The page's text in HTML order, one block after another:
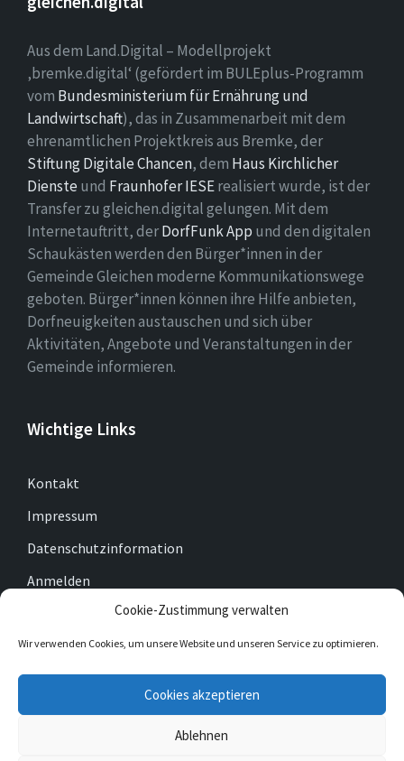
Cookie-Zustimmung verwalten
Wir verwenden Cookies, um unsere Website und unseren Service zu optimieren.
Cookies akzeptieren
Ablehnen
Aus dem Land.Digital – Modellprojekt
‚bremke.digital‘ (gefördert im BULEplus-Programm
vom Bundesministerium für Ernährung und
Landwirtschaft), das in Zusammenarbeit mit dem
ehrenamtlichen Projektkreis aus Bremke, der
Stiftung Digitale Chancen, dem Haus Kirchlicher
Dienste und Fraunhofer IESErealisiert wurde, ist der
Transfer zu gleichen.digital gelungen. Mit dem
Internetauftritt, derDorfFunk App und den digitalen
Schaukästen werden den Bürger*innen in der
Gemeinde Gleichen moderne Kommunikationswege
geboten. Bürger*innen können ihre Hilfe anbieten,
Dorfneuigkeiten austauschen und sich über
Aktivitäten, Angebote und Veranstaltungen in der
Gemeinde informieren.
Wichtige Links
Kontakt
Impressum
Datenschutzinformation
Anmelden
Cookie-Richtlinie (EU)
Facebook Twitter